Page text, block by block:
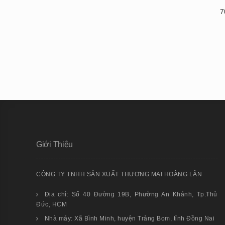
Giới Thiệu
CÔNG TY TNHH SẢN XUẤT THƯƠNG MẠI HOÀNG LÂN
Địa chỉ: Số 40 Đường 19B, Phường An Khánh, Tp.Thủ
Đức, HCM
Nhà máy: Xã Bình Minh, huyện Trảng Bom, tỉnh Đồng Nai